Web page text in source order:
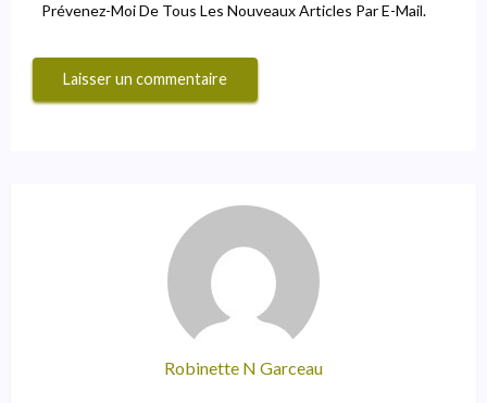
Prévenez-Moi De Tous Les Nouveaux Articles Par E-Mail.
Robinette N Garceau